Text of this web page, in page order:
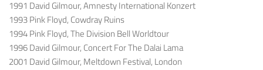
1991 David Gilmour, Amnesty International Konzert
1993 Pink Floyd, Cowdray Ruins
1994 Pink Floyd, The Division Bell Worldtour
1996 David Gilmour, Concert For The Dalai Lama
2001 David Gilmour, Meltdown Festival, London